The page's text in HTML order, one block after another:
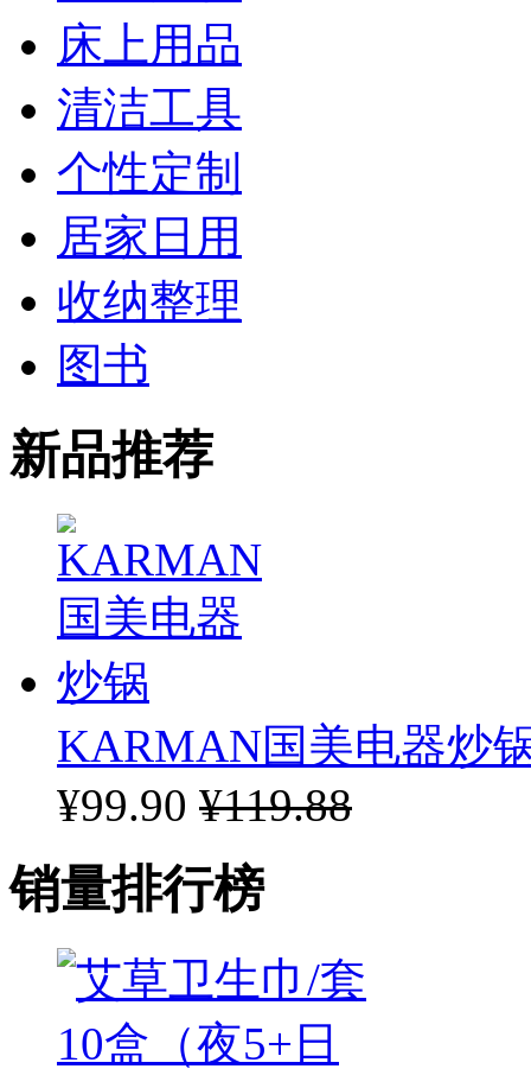
床上用品
清洁工具
个性定制
居家日用
收纳整理
图书
新品推荐
KARMAN国美电器炒
¥99.90 ¥119.88
销量排行榜